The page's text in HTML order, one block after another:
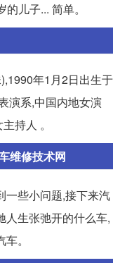
儿子... 简单。
年1月2日出生于
演系,中国内地女演
持人 。
维修技术网
一些小问题,接下来汽
人生张弛开的什么车,
。